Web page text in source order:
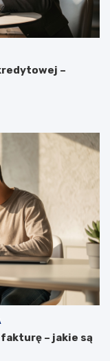
–
– jakie są